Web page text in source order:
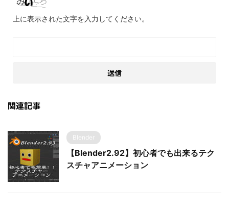
上に表示された文字を入力してください。
関連記事
Blender
【Blender2.92】初心者でも出来るテク
スチャアニメーション